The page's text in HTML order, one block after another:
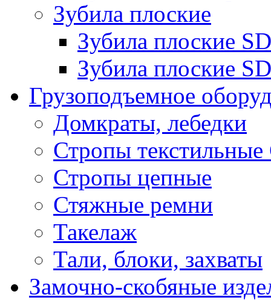
Зубила плоские
Зубила плоские
Зубила плоские
Грузоподъемное
Домкраты, лебедки
Стропы
Стропы цепные
Стяжные ремни
Такелаж
Тали, блоки, захваты
Замочно-скобяные